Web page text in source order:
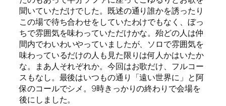
聞いていただけでした。既述の通り誰かを誘ったり
この場で待ち合わせをしていたわけでもなく、ぼっ
ちで雰囲気を味わっていただけかな。殆どの人は仲
間内でわいわいやっていましたが、ソロで雰囲気を
味わっているだけの人も見た限りは何人かはいたか
な。まあ人それぞれか。今回はお歌だけ、フルコー
スもなし。最後はいつもの通り「遠い世界に」と阿
保のコールでシメ。9時きっかりの終わりで会場を
後にしました。